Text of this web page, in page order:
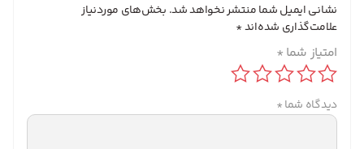
نشانی ایمیل شما منتشر نخواهد شد. بخش‌های موردنیاز
علامت‌گذاری شده‌اند*
امتیاز شما *
دیدگاه شما*